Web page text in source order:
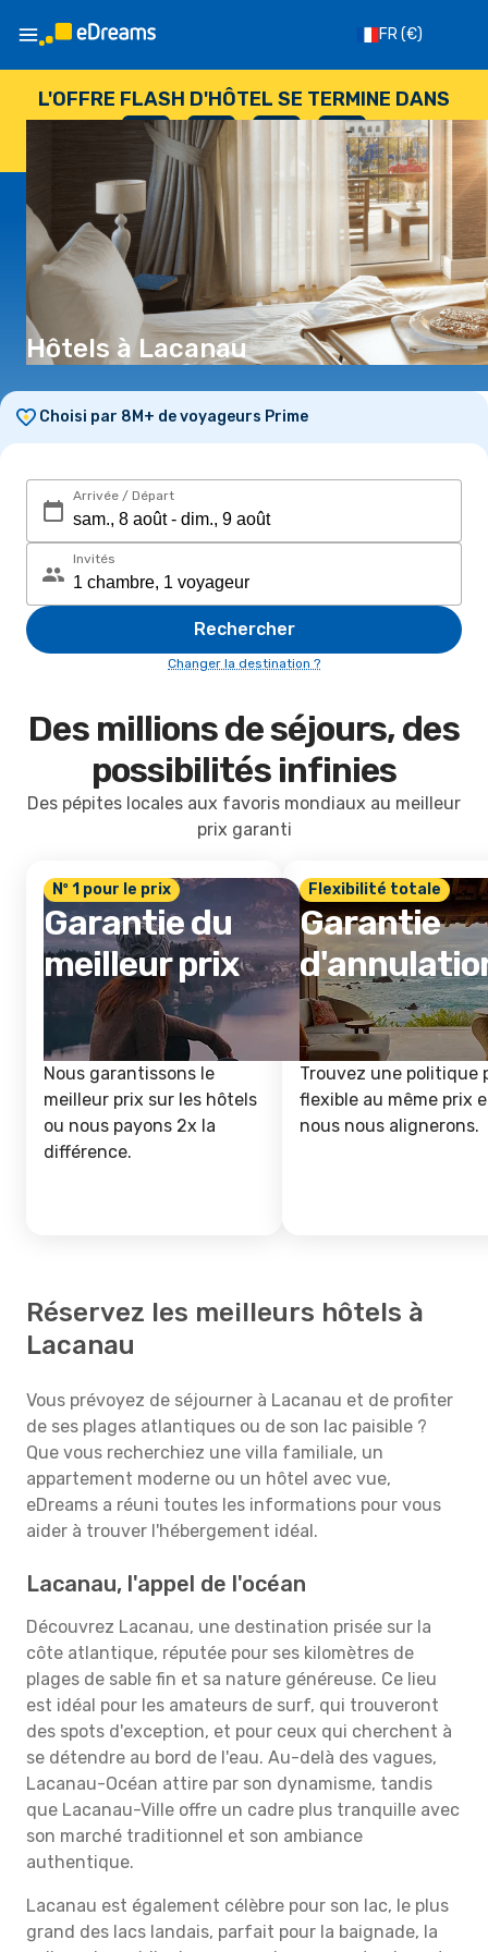
FR(€)
L'OFFRE FLASH D'HÔTEL SE TERMINE DANS
--
JOURS
: --
HEURES
: --
SECONDES
Hôtels à Lacanau
Choisi par 8M+ de voyageurs Prime
Arrivée / Départ
Invités
Rechercher
Changer la destination ?
Des millions de séjours, des
possibilités infinies
Des pépites locales aux favoris mondiaux au meilleur
prix garanti
Nº 1 pour le prix
Garantie du
meilleur prix
Nous garantissons le
meilleur prix sur les hôtels
ou nous payons 2x la
différence.
Flexibilité totale
Garantie
Trouvez une politique
flexible au même prix
nous nous alignerons.
Réservez les meilleurs hôtels à
Lacanau
Vous prévoyez de séjourner à Lacanau et de profiter
de ses plages atlantiques ou de son lac paisible ?
Que vous recherchiez une villa familiale, un
appartement moderne ou un hôtel avec vue,
eDreams a réuni toutes les informations pour vous
aider à trouver l'hébergement idéal.
Lacanau, l'appel de l'océan
Découvrez Lacanau, une destination prisée sur la
côte atlantique, réputée pour ses kilomètres de
plages de sable fin et sa nature généreuse. Ce lieu
est idéal pour les amateurs de surf, qui trouveront
des spots d'exception, et pour ceux qui cherchent à
se détendre au bord de l'eau. Au-delà des vagues,
Lacanau-Océan attire par son dynamisme, tandis
que Lacanau-Ville offre un cadre plus tranquille avec
son marché traditionnel et son ambiance
authentique.
Lacanau est également célèbre pour son lac, le plus
grand des lacs landais, parfait pour la baignade, la